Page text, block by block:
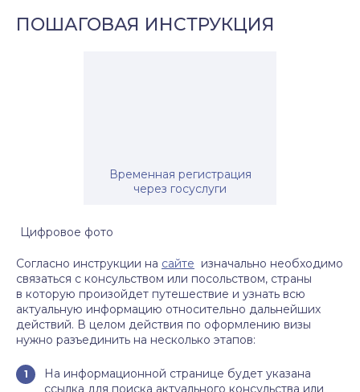
ПОШАГОВАЯ ИНСТРУКЦИЯ
Временная регистрация
через госуслуги
Цифровое фото
Согласно инструкции на сайте изначально необходимо
связаться с консульством или посольством, страны
в которую произойдет путешествие и узнать всю
актуальную информацию относительно дальнейших
действий. В целом действия по оформлению визы
нужно разъединить на несколько этапов:
На информационной странице будет указана
ссылка для поиска актуального консульства или